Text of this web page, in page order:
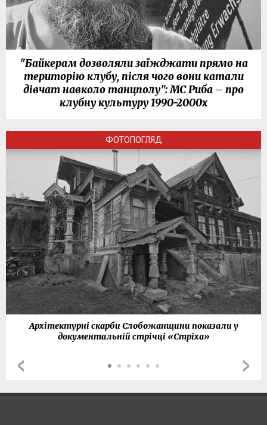
"Байкерам дозволяли заїжджати прямо на
територію клубу, після чого вони катали
дівчат навколо танцполу": МС Риба – про
клубну культуру 1990-2000х
ФОТОПОГЛЯД
Архітектурні скарби Слобожанщини показали у
документальній стрічці «Стріха»